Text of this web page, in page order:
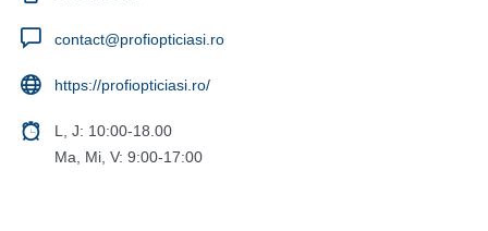
contact@profiopticiasi.ro
https://profiopticiasi.ro/
L, J: 10:00-18.00
Ma, Mi, V: 9:00-17:00